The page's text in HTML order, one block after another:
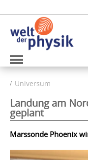
Universum
Landung am
geplant
Marssonde Phoenix